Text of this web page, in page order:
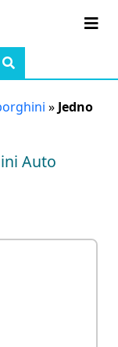
» Jedno
Auto